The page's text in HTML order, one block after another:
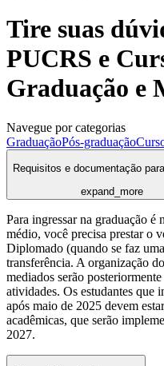
Tire suas
PUCRS e
Graduação e
Navegue por categorias
GraduaçãoPós-graduação
Requisitos e documentação
expand_more
Para ingressar na graduação
médio, você precisa prestar o
Diplomado (quando se faz
transferência. A organização
mediados serão
atividades. Os estudantes que
após maio de 2025 devem
acadêmicas, que serão
2027.